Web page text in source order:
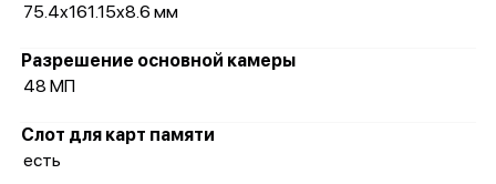
75.4x161.15x8.6 мм
Разрешение основной камеры
48 МП
Слот для карт памяти
есть